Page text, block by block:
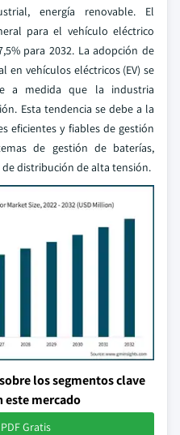
energía renovable. El
para el vehículo eléctrico
para 2032. La adopción de
en vehículos eléctricos (EV) se
a medida que la industria
Esta tendencia se debe a la
eficientes y fiables de gestión
de gestión de baterías,
de distribución de alta tensión.
los segmentos clave
este mercado
Gratis